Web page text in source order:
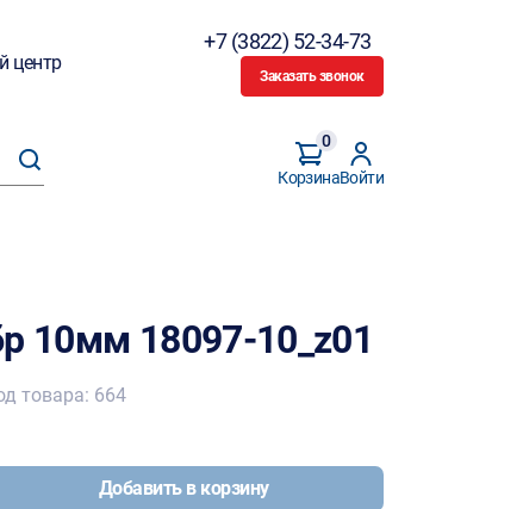
центр
+7 (3822) 52-34-73
Заказать звонок
Корзина
0
Войти
10мм 18097-10_z01
товара: 664
Добавить в корзину